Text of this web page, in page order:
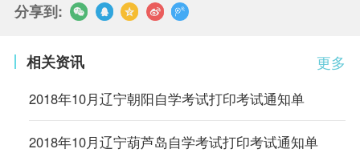
分享到:
更多
相关资讯
2018年10月辽宁朝阳自学考试打印考试通知单
2018年10月辽宁葫芦岛自学考试打印考试通知单